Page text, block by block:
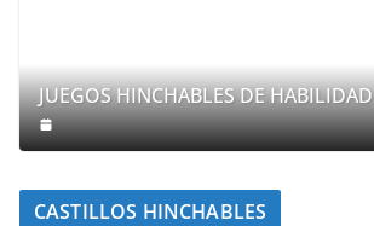
JUEGOS HINCHABLES DE HABILIDAD
CASTILLOS HINCHABLES